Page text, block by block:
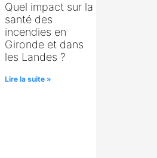
Quel impact sur la
santé des
incendies en
Gironde et dans
les Landes ?
Lire la suite »